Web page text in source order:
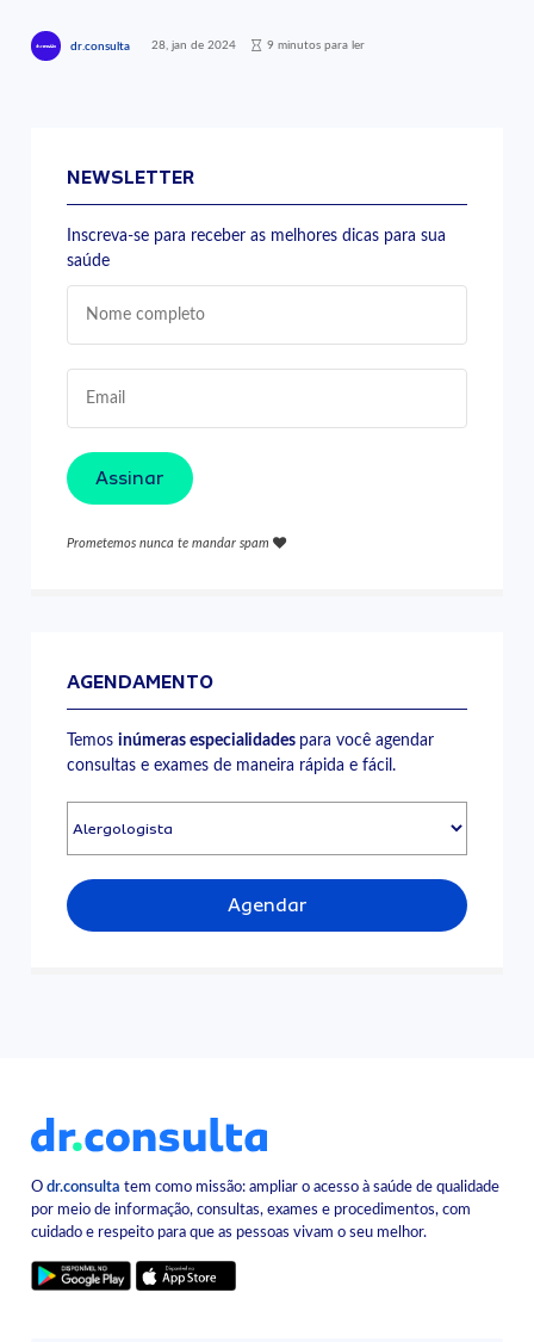
dr.consulta 28, jan de 2024 9 minutos para ler
NEWSLETTER
Inscreva-se para receber as melhores dicas para sua
saúde
Assinar
Prometemos nunca te mandar spam
AGENDAMENTO
Temosinúmeras especialidades para você agendar
consultas e exames de maneira rápida e fácil.
Agendar
Odr.consulta tem como missão: ampliar o acesso à saúde de qualidade
por meio de informação, consultas, exames e procedimentos, com
cuidado e respeito para que as pessoas vivam o seu melhor.